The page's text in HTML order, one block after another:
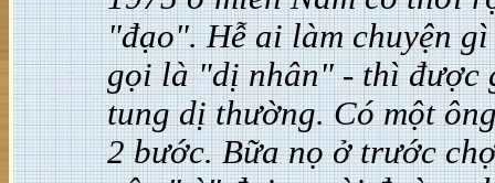
"đạo". Hễ ai làm chuyện
gọi là "dị nhân" - thì được
tung dị thường. Có một
2 bước. Bữa nọ ở trước